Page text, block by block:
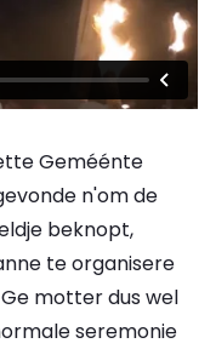
Geméénte
n'om de
beknopt,
te organisere
motter dus wel
seremonie